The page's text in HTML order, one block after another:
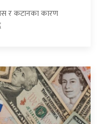
र कटानका कारण